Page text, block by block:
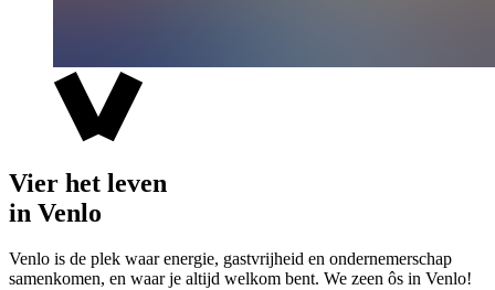
Vier het leven
in Venlo
Venlo is de plek waar energie, gastvrijheid en ondernemerschap
samenkomen, en waar je altijd welkom bent. We zeen ôs in Venlo!